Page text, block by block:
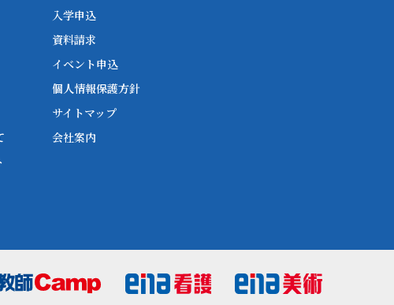
入学申込
資料請求
イベント申込
個人情報保護方針
サイトマップ
会社案内